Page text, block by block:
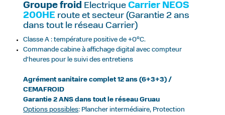
Groupe froid ElectriqueCarrier NEOS
200HE route et secteur (Garantie 2 ans
dans tout le réseau Carrier)
Classe A : température positive de +0°C.
Commande cabine à affichage digital avec compteur
d'heures pour le suivi des entretiens
Agrément sanitaire complet 12 ans (6+3+3) /
CEMAFROID
Garantie 2 ANS dans tout le réseau Gruau
Options possibles: Plancher intermédiaire, Protection